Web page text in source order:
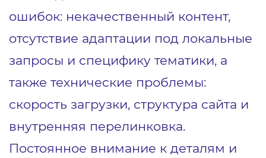
ошибок: некачественный контент,
отсутствие адаптации под локальные
запросы и специфику тематики, а
также технические проблемы:
скорость загрузки, структура сайта и
внутренняя перелинковка.
Постоянное внимание к деталям и